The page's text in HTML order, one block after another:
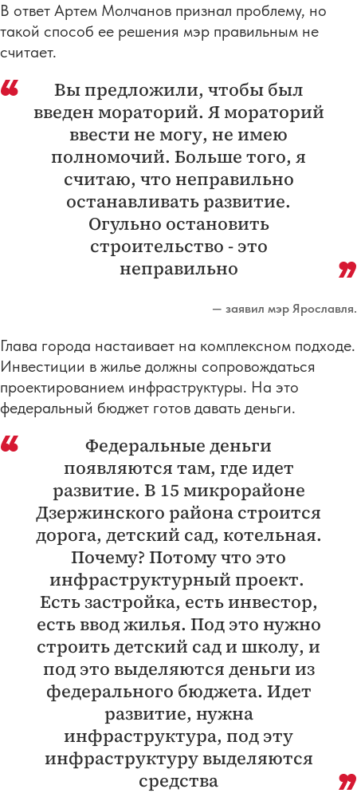
В ответ Артем Молчанов признал проблему, но
такой способ ее решения мэр правильным не
считает.
Вы предложили, чтобы был
введен мораторий. Я мораторий
ввести не могу, не имею
полномочий. Больше того, я
считаю, что неправильно
останавливать развитие.
Огульно остановить
строительство - это
неправильно
— заявил мэр Ярославля.
Глава города настаивает на комплексном подходе.
Инвестиции в жилье должны сопровождаться
проектированием инфраструктуры. На это
федеральный бюджет готов давать деньги.
Федеральные деньги
появляются там, где идет
развитие. В 15 микрорайоне
Дзержинского района строится
дорога, детский сад, котельная.
Почему? Потому что это
инфраструктурный проект.
Есть застройка, есть инвестор,
есть ввод жилья. Под это нужно
строить детский сад и школу, и
под это выделяются деньги из
федерального бюджета. Идет
развитие, нужна
инфраструктура, под эту
инфраструктуру выделяются
средства